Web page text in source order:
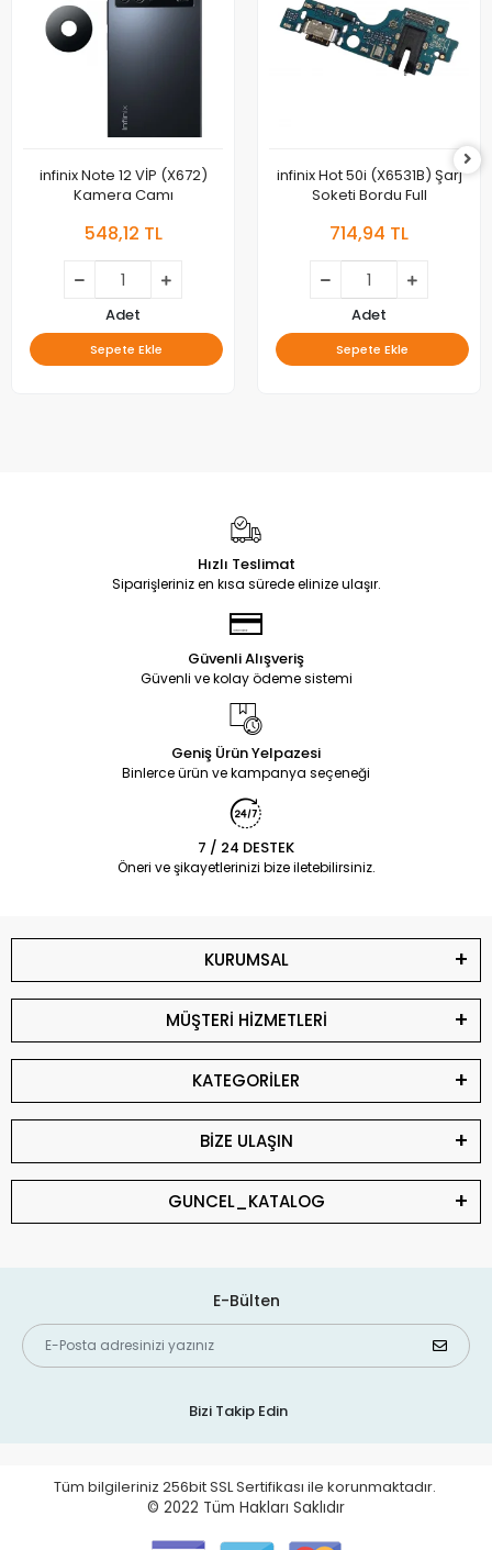
infinix Note 12 VİP (X672)
Kamera Camı
548,12 TL
Adet
Sepete Ekle
infinix Hot 50i (X6531B) Şarj
Soketi Bordu Full
714,94 TL
Adet
Sepete Ekle
Hızlı Teslimat
Siparişleriniz en kısa sürede elinize ulaşır.
Güvenli Alışveriş
Güvenli ve kolay ödeme sistemi
Geniş Ürün Yelpazesi
Binlerce ürün ve kampanya seçeneği
7 / 24 DESTEK
Öneri ve şikayetlerinizi bize iletebilirsiniz.
KURUMSAL
MÜŞTERİ HİZMETLERİ
KATEGORİLER
BİZE ULAŞIN
GUNCEL_KATALOG
E-Bülten
Bizi Takip Edin
Tüm bilgileriniz 256bit SSL Sertifikası ile korunmaktadır.
© 2022 Tüm Hakları Saklıdır